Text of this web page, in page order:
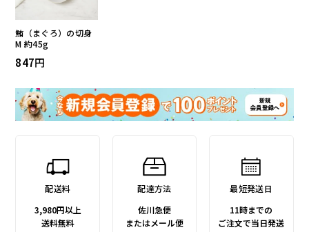
鮪（まぐろ）の切身
M 約45g
847
配送料
3,980円以上
送料無料
配達方法
佐川急便
またはメール便
最短発送日
11時までの
ご注文で当日発送